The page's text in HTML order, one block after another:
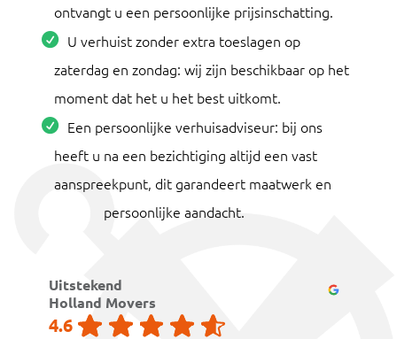
ontvangt u een persoonlijke prijsinschatting.
U verhuist zonder extra toeslagen op
zaterdag en zondag: wij zijn beschikbaar op het
moment dat het u het best uitkomt.
Een persoonlijke verhuisadviseur: bij ons
heeft u na een bezichtiging altijd een vast
aanspreekpunt, dit garandeert maatwerk en
persoonlijke aandacht.
Uitstekend
Holland Movers
4.6